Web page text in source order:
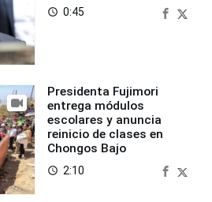
access_time 0:45
Presidenta Fujimori
entrega módulos
escolares y anuncia
reinicio de clases en
Chongos Bajo
access_time 2:10